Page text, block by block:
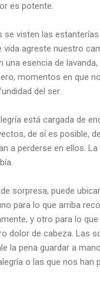
es potente.
se visten las
vida agreste nuestro
una esencia de
momentos en que
del ser.
está cargada de
de sí es posible,
a perderse en ellos.
sorpresa, puede
para lo que arriba
y otro para lo
dolor de cabeza. Las
la pena guardar a
o las que nos han